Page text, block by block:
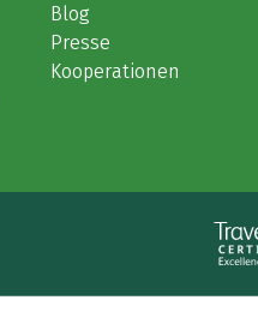
Blog
Presse
Kooperationen